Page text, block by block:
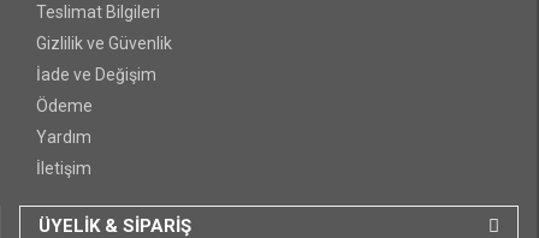
Teslimat Bilgileri
Gizlilik ve Güvenlik
İade ve Değişim
Ödeme
Yardım
İletişim
ÜYELİK & SİPARİŞ